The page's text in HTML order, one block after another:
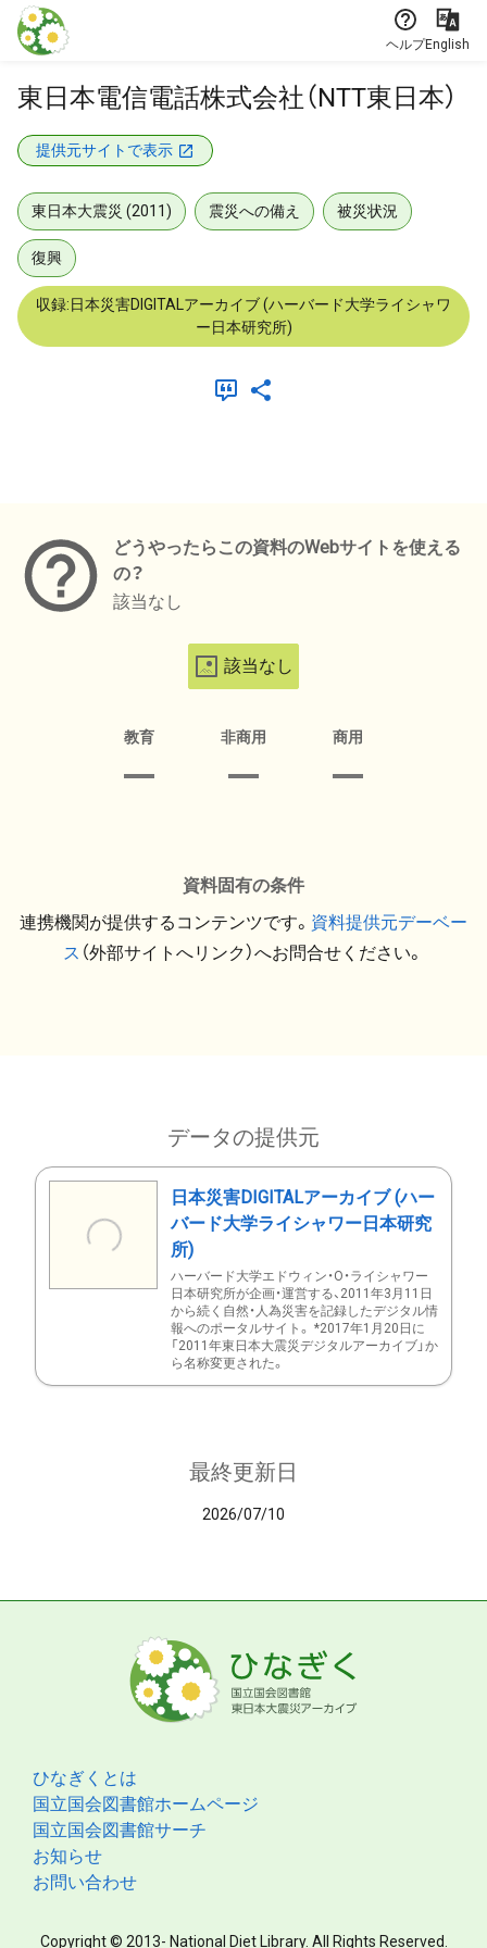
本文に飛ぶ
ヘルプEnglish
東日本電信電話株式会社（NTT東日本）
提供元サイトで表示
東日本大震災 (2011) 震災への備え 被災状況
復興
収録:日本災害DIGITALアーカイブ (ハーバード大学ライシャワ
ー日本研究所)
どうやったらこの資料のWebサイトを使える
の？
該当なし
該当なし
教育 非商用 商用
資料固有の条件
連携機関が提供するコンテンツです。 資料提供元デーベー
ス （外部サイトへリンク）へお問合せください。
データの提供元
日本災害DIGITALアーカイブ (ハー
バード大学ライシャワー日本研究
所)
ハーバード大学エドウィン・O・ライシャワー
日本研究所が企画・運営する、2011年3月11日
から続く自然・人為災害を記録したデジタル情
報へのポータルサイト。 *2017年1月20日に
「2011年東日本大震災デジタルアーカイブ」か
ら名称変更された。
最終更新日
2026/07/10
ひなぎくとは
国立国会図書館ホームページ
国立国会図書館サーチ
お知らせ
お問い合わせ
Copyright © 2013- National Diet Library. All Rights Reserved.